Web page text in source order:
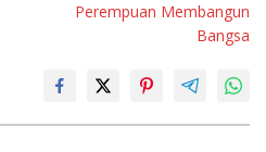
Perempuan Membangun
Bangsa